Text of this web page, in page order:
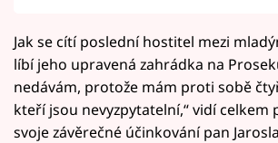
Jak se cítí poslední hostitel mezi
líbí jeho upravená zahrádka na
nedávám, protože mám proti sobě
kteří jsou nevyzpytatelní,“ vidí celkem
svoje závěrečné účinkování pan